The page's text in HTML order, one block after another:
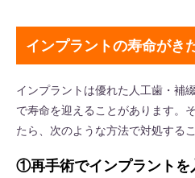
インプラントの寿命がき
インプラントは優れた人工歯・補
で寿命を迎えることがあります。
たら、次のような方法で対処する
①再手術でインプラントを